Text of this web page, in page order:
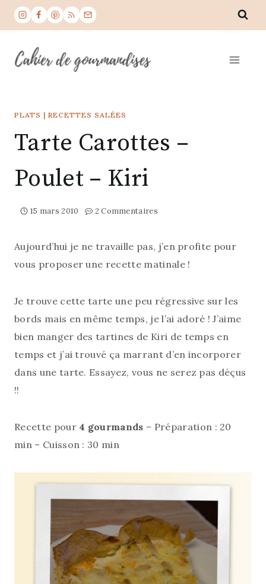
Aller
contenu
PLATS | RECETTES SALÉES
Tarte Carottes –
Poulet – Kiri
15 mars 2010 2 Commentaires
Aujourd’hui je ne travaille pas, j’en profite pour
vous proposer une recette matinale !
Je trouve cette tarte une peu régressive sur les
bords mais en même temps, je l’ai adoré ! J’aime
bien manger des tartines de Kiri de temps en
temps et j’ai trouvé ça marrant d’en incorporer
dans une tarte. Essayez, vous ne serez pas déçus
!!
Recette pour 4 gourmands – Préparation : 20
min – Cuisson : 30 min